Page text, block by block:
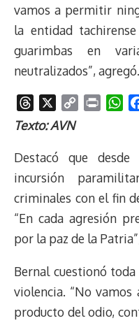
vamos a permitir
la entidad
guarimbas en
neutralizados”, agregó.
h
e
d
s
y
i
n
k
n
W
t
A
p
p
Texto: AVN
Destacó que
incursión
criminales con el fin
“En cada agresión
por la paz de la
Bernal cuestionó
violencia. “No
producto del odio,